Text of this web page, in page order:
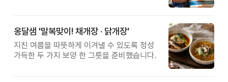
옹달샘 '말복맞이! 채개장 · 닭개장'
지친 여름을 따뜻하게 이겨낼 수 있도록 정성
가득한 두 가지 보양 한 그릇을 준비했습니다.